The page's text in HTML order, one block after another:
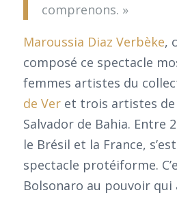
comprenons. »
Maroussia Diaz Verbèke,
composé ce spectacle
femmes artistes du
de Veret trois artistes de
Salvador de Bahia. Entre
le Brésil et la France,
spectacle protéiforme.
Bolsonaro au pouvoir qui